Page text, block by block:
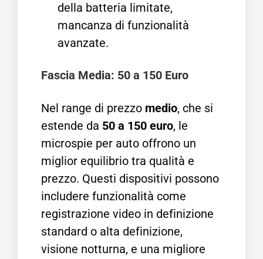
della batteria limitate,
mancanza di funzionalità
avanzate.
Fascia Media: 50 a 150 Euro
Nel range di prezzo medio, che si
estende da 50 a 150 euro, le
microspie per auto offrono un
miglior equilibrio tra qualità e
prezzo. Questi dispositivi possono
includere funzionalità come
registrazione video in definizione
standard o alta definizione,
visione notturna, e una migliore